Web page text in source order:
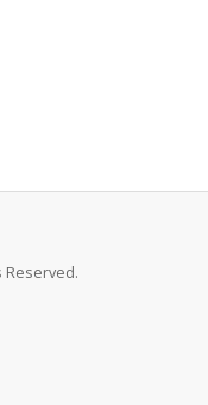
Reserved.